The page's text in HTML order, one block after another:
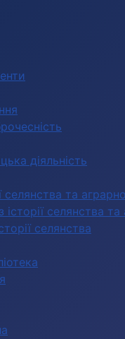
діяльність
селянства та
селянства та
селянства